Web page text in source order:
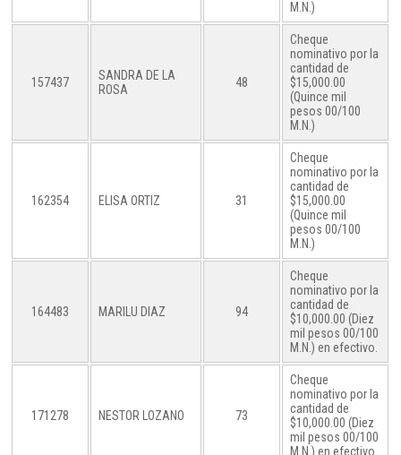
M.N.)
157437
SANDRA DE LA
ROSA
48
Cheque
nominativo por la
cantidad de
$15,000.00
(Quince mil
pesos 00/100
M.N.)
162354 ELISA ORTIZ 31
Cheque
nominativo por la
cantidad de
$15,000.00
(Quince mil
pesos 00/100
M.N.)
164483 MARILU DIAZ 94
Cheque
nominativo por la
cantidad de
$10,000.00 (Diez
mil pesos 00/100
M.N.) en efectivo.
171278 NESTOR LOZANO 73
Cheque
nominativo por la
cantidad de
$10,000.00 (Diez
mil pesos 00/100
M.N.) en efectivo.